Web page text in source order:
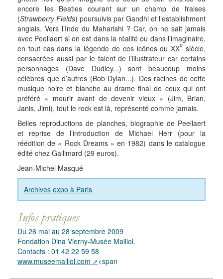
encore les Beatles courant sur un champ de fraises
(Strawberry Fields) poursuivis par Gandhi et l’establishment
anglais. Vers l’Inde du Maharishi ? Car, on ne sait jamais
avec Peellaert si on est dans la réalité ou dans l’imaginaire,
en tout cas dans la légende de ces icônes du XXe siècle,
consacrées aussi par le talent de l’illustrateur car certains
personnages (Dave Dudley...) sont beaucoup moins
célèbres que d’autres (Bob Dylan...). Des racines de cette
musique noire et blanche au drame final de ceux qui ont
préféré « mourir avant de devenir vieux » (Jim, Brian,
Janis, Jimi), tout le rock est là, représenté comme jamais.
Belles reproductions de planches, biographie de Peellaert
et reprise de l’introduction de Michael Herr (pour la
réédition de « Rock Dreams » en 1982) dans le catalogue
édité chez Gallimard (29 euros).
Jean-Michel Masqué
Archives expo à Paris
Du 26 mai au 28 septembre 2009
Fondation Dina Vierny-Musée Maillol.
Contacts : 01 42 22 59 58
www.museemaillol.com
<span